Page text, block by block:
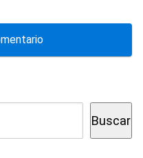
Buscar